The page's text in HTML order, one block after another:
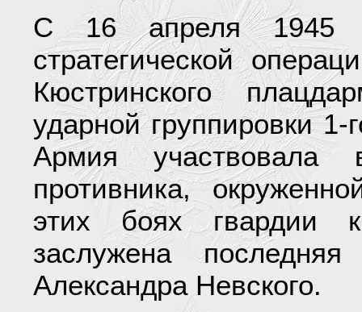
С 16 апреля 1945
стратегической
Кюстринского
ударной группировки
Армия участвовала
противника,
этих боях гвардии
заслужена
Александра Невского.